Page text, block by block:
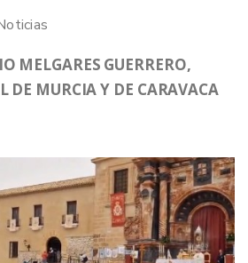
MELGARES GUERRERO,
DE MURCIA Y DE CARAVACA